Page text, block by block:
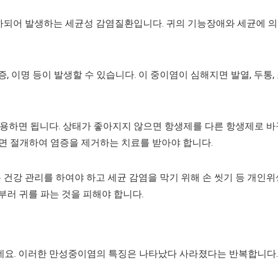
어 발생하는 세균성 감염질환입니다. 귀의 기능장애와 세균에
이명 등이 발생할 수 있습니다. 이 중이염이 심해지면 발열, 두통,
하면 됩니다. 상태가 좋아지지 않으면 항생제를 다른 항생제로 바
절개하여 염증을 제거하는 치료를 받아야 합니다.
강 관리를 하여야 하고 세균 감염을 막기 위해 손 씻기 등 개인위
러 귀를 파는 것을 피해야 합니다.
. 이러한 만성중이염의 특징은 나타났다 사라졌다는 반복합니다.